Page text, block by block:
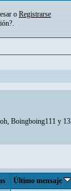
o Registrarse
.
, Boingboing111 y
Último mensaje